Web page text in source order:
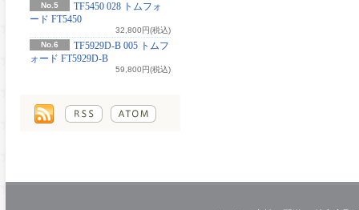
No.5
TF5450 028 トムフォ
ード FT5450
32,800円(税込)
No.6
TF5929D-B 005 トムフ
ォード FT5929D-B
59,800円(税込)